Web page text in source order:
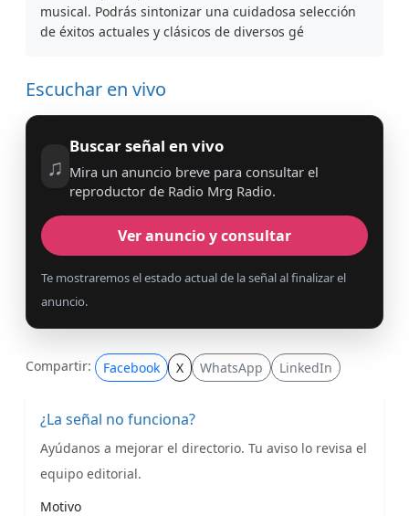
musical. Podrás sintonizar una cuidadosa selección
de éxitos actuales y clásicos de diversos gé
Escuchar en vivo
♫
Buscar señal en vivo
Mira un anuncio breve para consultar el
reproductor de Radio Mrg Radio.
Ver anuncio y consultar
Te mostraremos el estado actual de la señal al finalizar el
anuncio.
Compartir: Facebook X WhatsApp LinkedIn
¿La señal no funciona?
Ayúdanos a mejorar el directorio. Tu aviso lo revisa el
equipo editorial.
Motivo